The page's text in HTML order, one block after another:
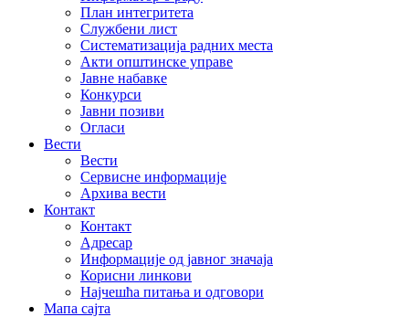
План интегритета
Службени лист
Систематизација радних места
Акти општинске управе
Јавне набавке
Конкурси
Јавни позиви
Огласи
Вести
Вести
Сервисне информације
Архива вести
Контакт
Контакт
Адресар
Информације од јавног значаја
Корисни линкови
Најчешћа питања и одговори
Мапа сајта